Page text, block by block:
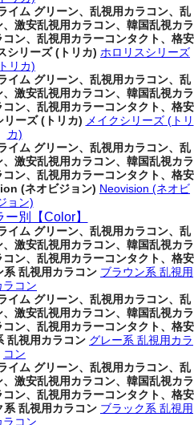
イム グリーン、乱視用カラコン、乱
激安乱視用カラコン、韓国乱視カラ
ン、乱視用カラーコンタクト、格安
シリーズ (トリカ) ホロリスシリーズ
リカ)
イム グリーン、乱視用カラコン、乱
激安乱視用カラコン、韓国乱視カラ
ン、乱視用カラーコンタクト、格安
リーズ (トリカ) メイクシリーズ (トリ
カ)
イム グリーン、乱視用カラコン、乱
激安乱視用カラコン、韓国乱視カラ
ン、乱視用カラーコンタクト、格安
(ネオビジョン) Neovision (ネオビ
ョン)
別【Color】
イム グリーン、乱視用カラコン、乱
激安乱視用カラコン、韓国乱視カラ
ン、乱視用カラーコンタクト、格安
乱視用カラコン ブラウン系 乱視用
ラコン
イム グリーン、乱視用カラコン、乱
激安乱視用カラコン、韓国乱視カラ
ン、乱視用カラーコンタクト、格安
乱視用カラコン グレー系 乱視用カラ
コン
イム グリーン、乱視用カラコン、乱
激安乱視用カラコン、韓国乱視カラ
ン、乱視用カラーコンタクト、格安
乱視用カラコン ブラック系 乱視用
ラコン